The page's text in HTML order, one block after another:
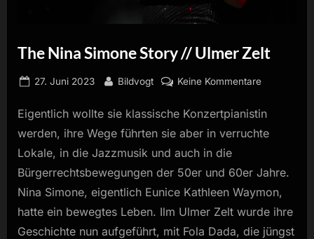
The Nina Simone Story // Ulmer Zelt
Posted
27. Juni 2023 By
Bildvogt Keine Kommentarezu
Nina
Simone
Ulmer
Zelt
Eigentlich wollte sie klassische Konzertpianistin
werden, ihre Wege führten sie aber in verruchte
Lokale, in die Jazzmusik und auch in die
Bürgerrechtsbewegungen der 50er und 60er Jahre.
Nina Simone, eigentlich Eunice Kathleen Waymon,
hatte ein bewegtes Leben. Ilm Ulmer Zelt wurde ihre
Geschichte nun aufgeführt, mit Fola Dada, die jüngst